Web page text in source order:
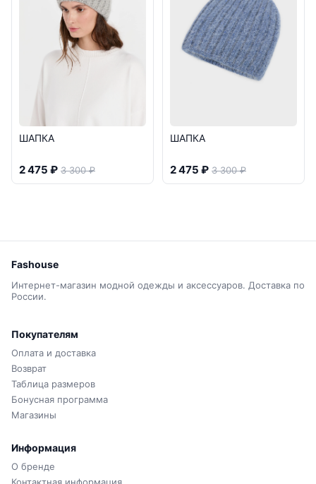
ШАПКА
2 475 ₽ 3 300 ₽
ШАПКА
2 475 ₽ 3 300 ₽
Fashouse
Интернет-магазин модной одежды и аксессуаров. Доставка по
России.
Покупателям
Оплата и доставка
Возврат
Таблица размеров
Бонусная программа
Магазины
Информация
О бренде